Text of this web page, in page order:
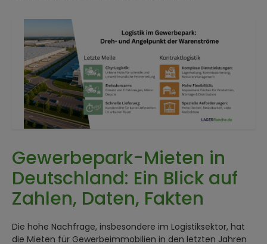
Gewerbepark-Mieten in
Deutschland: Ein Blick auf
Zahlen, Daten, Fakten
Die hohe Nachfrage, insbesondere im Logistiksektor, hat
die Mieten für Gewerbeimmobilien in den letzten Jahren